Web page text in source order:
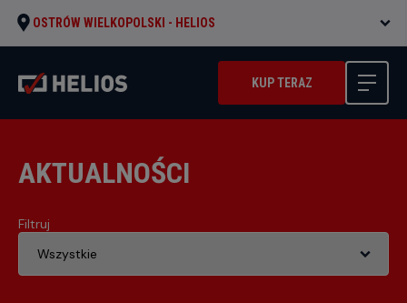
OSTRÓW WIELKOPOLSKI - HELIOS
KUP TERAZ
AKTUALNOŚCI
Filtruj